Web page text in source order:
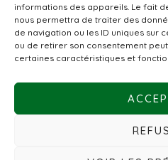
informations des appareils. Le fait
nous permettra de traiter des
de navigation ou les ID uniques sur
ou de retirer son consentement
certaines caractéristiques et
CGV